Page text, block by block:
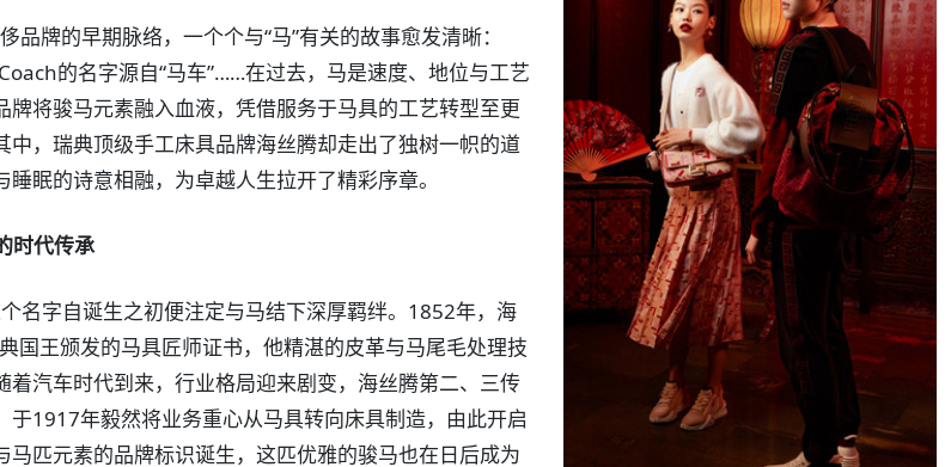
牌的早期脉络，一个个与“马”有关的故事愈发清晰：
的名字源自“马车”……在过去，马是速度、地位与工艺
将骏马元素融入血液，凭借服务于马具的工艺转型至更
，瑞典顶级手工床具品牌海丝腾却走出了独树一帜的道
眠的诗意相融，为卓越人生拉开了精彩序章。
时代传承
名字自诞生之初便注定与马结下深厚羁绊。1852年，海
国王颁发的马具匠师证书，他精湛的皮革与马尾毛处理技
汽车时代到来，行业格局迎来剧变，海丝腾第二、三传
1917年毅然将业务重心从马具转向床具制造，由此开启
匹元素的品牌标识诞生，这匹优雅的骏马也在日后成为